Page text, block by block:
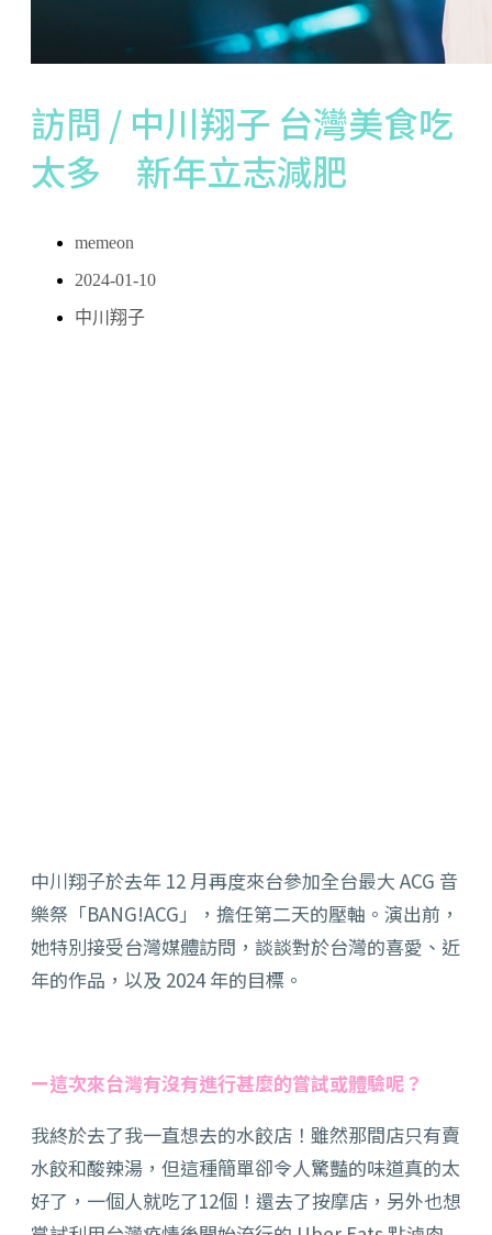
訪問 / 中川翔子 台灣美食吃
太多 新年立志減肥
memeon
2024-01-10
中川翔子
中川翔子於去年 12 月再度來台參加全台最大 ACG 音
樂祭「BANG!ACG」，擔任第二天的壓軸。演出前，
她特別接受台灣媒體訪問，談談對於台灣的喜愛、近
年的作品，以及 2024 年的目標。
ー這次來台灣有沒有進行甚麼的嘗試或體驗呢？
我終於去了我一直想去的水餃店！雖然那間店只有賣
水餃和酸辣湯，但這種簡單卻令人驚豔的味道真的太
好了，一個人就吃了12個！還去了按摩店，另外也想